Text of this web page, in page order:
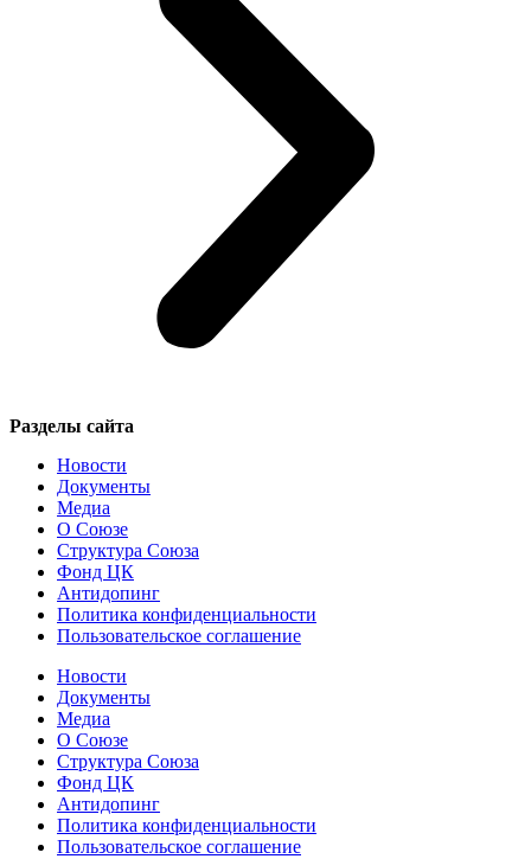
Разделы сайта
Новости
Документы
Медиа
О Союзе
Структура Союза
Фонд ЦК
Антидопинг
Политика конфиденциальности
Пользовательское соглашение
Новости
Документы
Медиа
О Союзе
Структура Союза
Фонд ЦК
Антидопинг
Политика конфиденциальности
Пользовательское соглашение